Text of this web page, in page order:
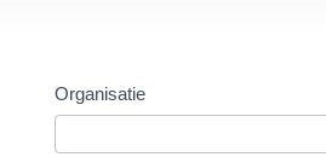
Contact
Organisatie